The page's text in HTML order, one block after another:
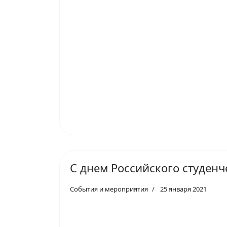
С днем Российского
События и мероприятия 25 января 2021